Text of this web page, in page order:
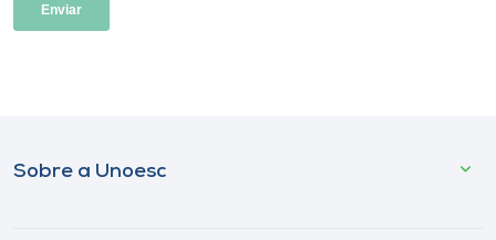
Sobre a Unoesc